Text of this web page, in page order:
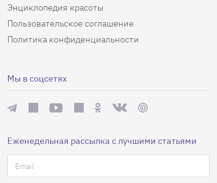
Энциклопедия красоты
Пользовательское соглашение
Политика конфиденциальности
Мы в соцсетях
Еженедельная рассылка с лучшими статьями